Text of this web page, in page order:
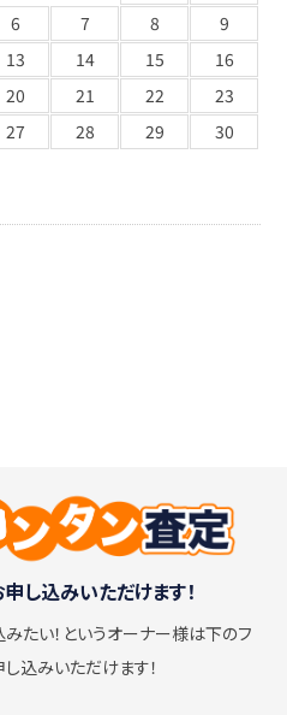
6 7 8
9
13 14 15
16
20 21 22
23
27 28 29
30
し込みいただけます！
たい！ というオーナー様は下のフ
込みいただけます！